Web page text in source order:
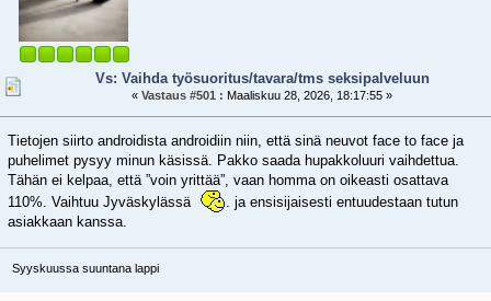
Vs: Vaihda työsuoritus/tavara/tms seksipalveluun
«Vastaus #501 : Maaliskuu 28, 2026, 18:17:55 »
Tietojen siirto androidista androidiin niin, että sinä neuvot face to face ja
puhelimet pysyy minun käsissä. Pakko saada hupakkoluuri vaihdettua.
Tähän ei kelpaa, että ”voin yrittää”, vaan homma on oikeasti osattava
110%. Vaihtuu Jyväskylässä
. ja ensisijaisesti entuudestaan tutun
asiakkaan kanssa.
Syyskuussa suuntana lappi